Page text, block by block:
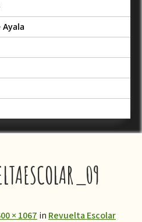
Ayala
× 1067 in Revuelta Escolar